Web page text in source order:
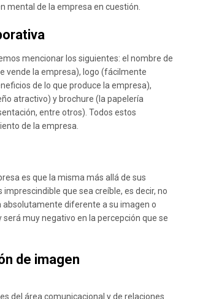
mental de la empresa en cuestión.
mencionar los siguientes: el nombre de
vende la empresa), logo (fácilmente
de lo que produce la empresa),
atractivo) y brochure (la papelería
entre otros). Todos estos
de la empresa.
es que la misma más allá de sus
que sea creíble, es decir, no
absolutamente diferente a su imagen o
muy negativo en la percepción que se
de imagen
del área comunicacional y de relaciones